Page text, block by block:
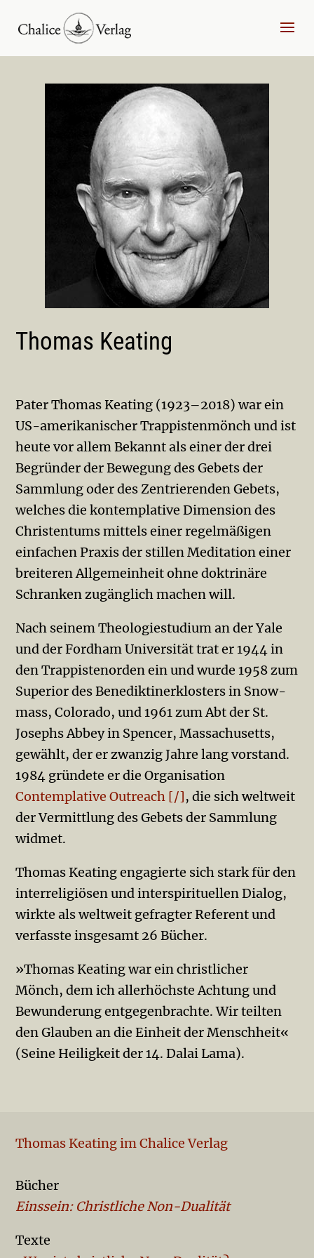
Thomas Keating
Pater Thomas Keating (1923–2018) war ein
US-amerikanischer Trappistenmönch und ist
heute vor allem Bekannt als einer der drei
Begründer der Be­wegung des Gebets der
Sammlung oder des Zen­trierenden Gebets,
welches die kontemplative Di­men­sion des
Christentums mittels einer regelmäßigen
einfachen Praxis der stillen Meditation einer
breiteren Allgemeinheit ohne doktrinäre
Schranken zugänglich machen will.
Nach seinem Theologie­studium an der Yale
und der Fordham Universität trat er 1944 in
den Trappistenorden ein und wurde 1958 zum
Superior des Benediktinerklosters in Snow­
mass, Colorado, und 1961 zum Abt der St.
Josephs Abbey in Spencer, Massachusetts,
gewählt, der er zwanzig Jahre lang vorstand.
1984 gründete er die Organisation
Contemplative Outreach [/], die sich weltweit
der Vermittlung des Gebets der Sammlung
widmet.
Thomas Keating engagierte sich stark für den
interreligiösen und interspirituellen Dialog,
wirkte als weltweit gefragter Referent und
verfasste insgesamt 26 Bücher.
»Thomas Keating war ein christlicher
Mönch, dem ich allerhöchste Achtung und
Bewunderung entgegenbrachte. Wir teilten
den Glauben an die Einheit der Menschheit«
(Seine Heiligkeit der 14. Dalai Lama).
Thomas Keating im Chalice Verlag
Bücher
Einssein: Christliche Non-Dualität
Texte